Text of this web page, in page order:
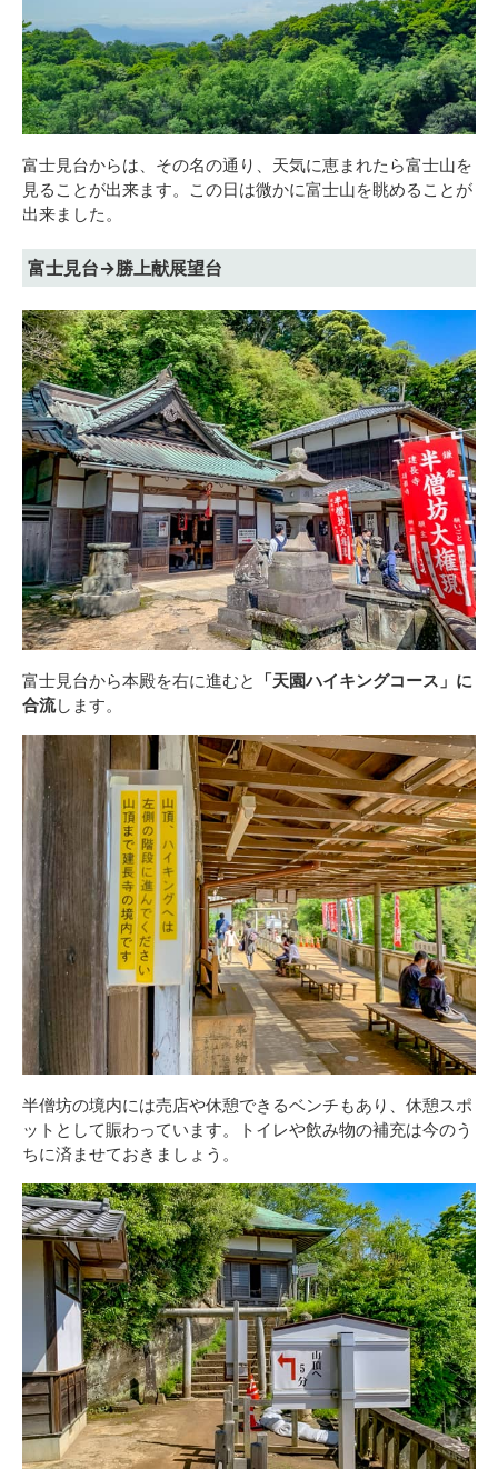
富士見台からは、その名の通り、天気に恵まれたら富士山を
見ることが出来ます。この日は微かに富士山を眺めることが
出来ました。
富士見台→勝上献展望台
富士見台から本殿を右に進むと 「天園ハイキングコース」に
合流します。
半僧坊の境内には売店や休憩できるベンチもあり、休憩スポ
ットとして賑わっています。トイレや飲み物の補充は今のう
ちに済ませておきましょう。